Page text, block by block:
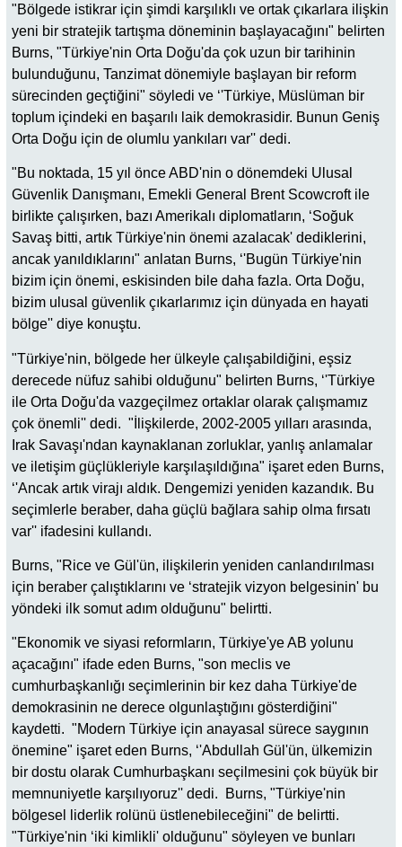
"Bölgede istikrar için şimdi karşılıklı ve ortak çıkarlara ilişkin
yeni bir stratejik tartışma döneminin başlayacağını" belirten
Burns, "Türkiye'nin Orta Doğu'da çok uzun bir tarihinin
bulunduğunu, Tanzimat dönemiyle başlayan bir reform
sürecinden geçtiğini" söyledi ve ‘'Türkiye, Müslüman bir
toplum içindeki en başarılı laik demokrasidir. Bunun Geniş
Orta Doğu için de olumlu yankıları var'' dedi.
"Bu noktada, 15 yıl önce ABD'nin o dönemdeki Ulusal
Güvenlik Danışmanı, Emekli General Brent Scowcroft ile
birlikte çalışırken, bazı Amerikalı diplomatların, ‘Soğuk
Savaş bitti, artık Türkiye'nin önemi azalacak' dediklerini,
ancak yanıldıklarını" anlatan Burns, ‘'Bugün Türkiye'nin
bizim için önemi, eskisinden bile daha fazla. Orta Doğu,
bizim ulusal güvenlik çıkarlarımız için dünyada en hayati
bölge'' diye konuştu.
"Türkiye'nin, bölgede her ülkeyle çalışabildiğini, eşsiz
derecede nüfuz sahibi olduğunu" belirten Burns, ‘'Türkiye
ile Orta Doğu'da vazgeçilmez ortaklar olarak çalışmamız
çok önemli'' dedi. "İlişkilerde, 2002-2005 yılları arasında,
Irak Savaşı'ndan kaynaklanan zorluklar, yanlış anlamalar
ve iletişim güçlükleriyle karşılaşıldığına" işaret eden Burns,
‘'Ancak artık virajı aldık. Dengemizi yeniden kazandık. Bu
seçimlerle beraber, daha güçlü bağlara sahip olma fırsatı
var'' ifadesini kullandı.
Burns, "Rice ve Gül'ün, ilişkilerin yeniden canlandırılması
için beraber çalıştıklarını ve ‘stratejik vizyon belgesinin' bu
yöndeki ilk somut adım olduğunu" belirtti.
"Ekonomik ve siyasi reformların, Türkiye'ye AB yolunu
açacağını" ifade eden Burns, "son meclis ve
cumhurbaşkanlığı seçimlerinin bir kez daha Türkiye'de
demokrasinin ne derece olgunlaştığını gösterdiğini"
kaydetti. "Modern Türkiye için anayasal sürece saygının
önemine" işaret eden Burns, ‘'Abdullah Gül'ün, ülkemizin
bir dostu olarak Cumhurbaşkanı seçilmesini çok büyük bir
memnuniyetle karşılıyoruz'' dedi. Burns, "Türkiye'nin
bölgesel liderlik rolünü üstlenebileceğini" de belirtti.
"Türkiye'nin ‘iki kimlikli' olduğunu" söyleyen ve bunları